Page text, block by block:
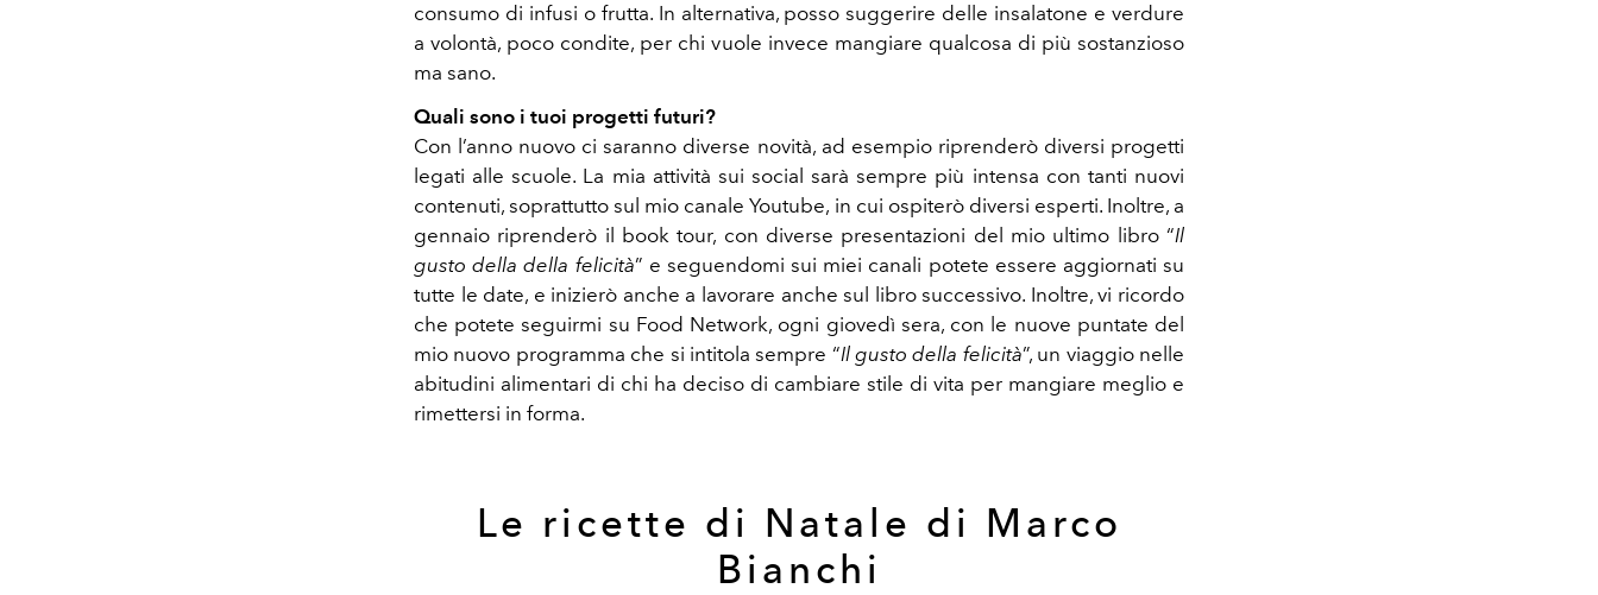
consumo di infusi o frutta. In alternativa, posso suggerire delle insalatone e verdure
a volontà, poco condite, per chi vuole invece mangiare qualcosa di più sostanzioso
ma sano.
Quali sono i tuoi progetti futuri?
Con l’anno nuovo ci saranno diverse novità, ad esempio riprenderò diversi progetti
legati alle scuole. La mia attività sui social sarà sempre più intensa con tanti nuovi
contenuti, soprattutto sul mio canale Youtube, in cui ospiterò diversi esperti. Inoltre, a
gennaio riprenderò il book tour, con diverse presentazioni del mio ultimo libro “Il
gusto della della felicità” e seguendomi sui miei canali potete essere aggiornati su
tutte le date, e inizierò anche a lavorare anche sul libro successivo. Inoltre, vi ricordo
che potete seguirmi su Food Network, ogni giovedì sera, con le nuove puntate del
mio nuovo programma che si intitola sempre “Il gusto della felicità”, un viaggio nelle
abitudini alimentari di chi ha deciso di cambiare stile di vita per mangiare meglio e
rimettersi in forma.
Le ricette di Natale di Marco
Bianchi